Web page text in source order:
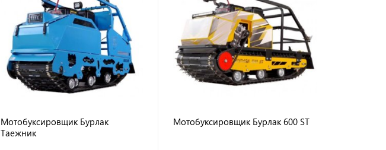
Мотобуксировщик Бурлак
Таежник
Мотобуксировщик Бурлак 600 ST